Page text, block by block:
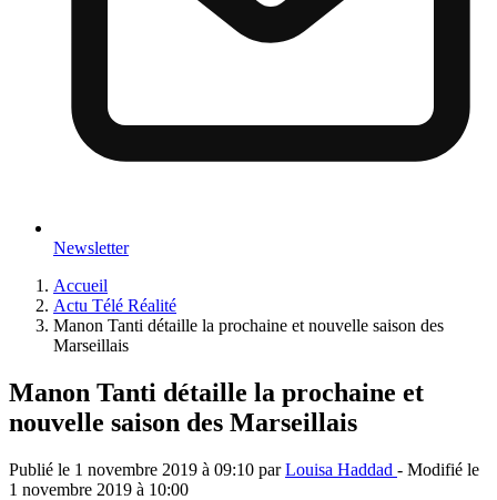
Newsletter
Accueil
Actu Télé Réalité
Manon Tanti détaille la prochaine et nouvelle saison des
Marseillais
Manon Tanti détaille la prochaine et
nouvelle saison des Marseillais
Publié le 1 novembre 2019 à 09:10 parLouisa Haddad - Modifié le
1 novembre 2019 à 10:00